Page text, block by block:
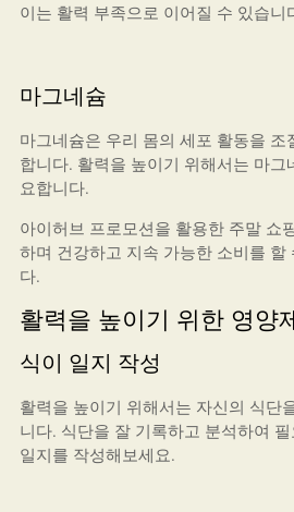
이는 활력 부족으로 이어질 수 있습니
마그네슘
마그네슘은 우리 몸의 세포 활동을 조
합니다. 활력을 높이기 위해서는 마그
요합니다.
아이허브 프로모션을 활용한 주말 쇼
하며 건강하고 지속 가능한 소비를 할
다.
활력을 높이기 위한 영양
식이 일지 작성
활력을 높이기 위해서는 자신의 식단
니다. 식단을 잘 기록하고 분석하여
일지를 작성해보세요.